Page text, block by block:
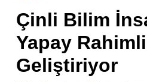
Çinli Bilim
Yapay
Geliştiriyor